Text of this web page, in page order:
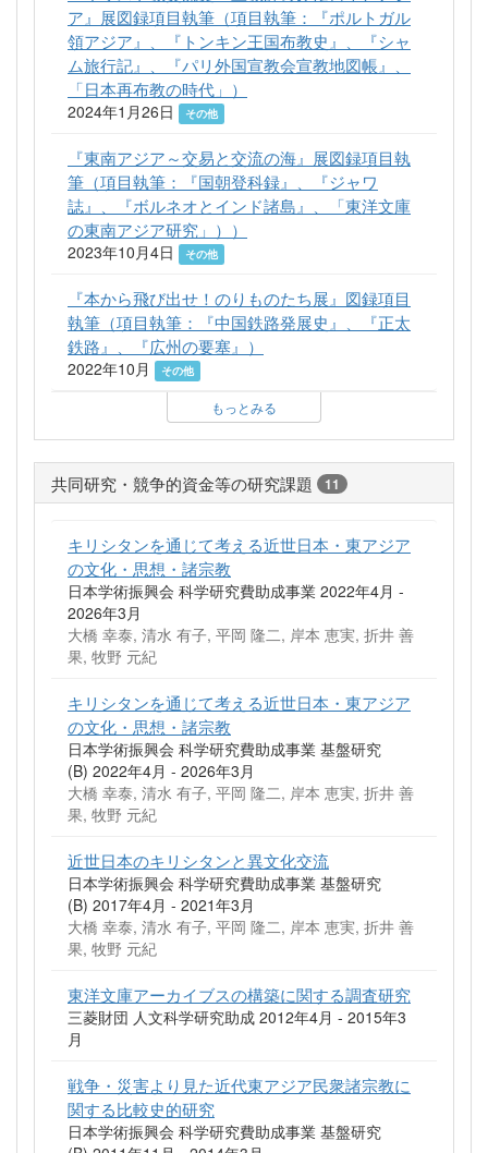
ア』展図録項目執筆（項目執筆：『ポルトガル
領アジア』、『トンキン王国布教史』、『シャ
ム旅行記』、『パリ外国宣教会宣教地図帳』、
「日本再布教の時代」）
2024年1月26日 その他
『東南アジア～交易と交流の海』展図録項目執
筆（項目執筆：『国朝登科録』、『ジャワ
誌』、『ボルネオとインド諸島』、「東洋文庫
の東南アジア研究」））
2023年10月4日 その他
『本から飛び出せ！のりものたち展』図録項目
執筆（項目執筆：『中国鉄路発展史』、『正太
鉄路』、『広州の要塞』）
2022年10月 その他
もっとみる
共同研究・競争的資金等の研究課題 11
キリシタンを通じて考える近世日本・東アジア
の文化・思想・諸宗教
日本学術振興会 科学研究費助成事業 2022年4月 -
2026年3月
大橋 幸泰, 清水 有子, 平岡 隆二, 岸本 恵実, 折井 善
果, 牧野 元紀
キリシタンを通じて考える近世日本・東アジア
の文化・思想・諸宗教
日本学術振興会 科学研究費助成事業 基盤研究
(B) 2022年4月 - 2026年3月
大橋 幸泰, 清水 有子, 平岡 隆二, 岸本 恵実, 折井 善
果, 牧野 元紀
近世日本のキリシタンと異文化交流
日本学術振興会 科学研究費助成事業 基盤研究
(B) 2017年4月 - 2021年3月
大橋 幸泰, 清水 有子, 平岡 隆二, 岸本 恵実, 折井 善
果, 牧野 元紀
東洋文庫アーカイブスの構築に関する調査研究
三菱財団 人文科学研究助成 2012年4月 - 2015年3
月
戦争・災害より見た近代東アジア民衆諸宗教に
関する比較史的研究
日本学術振興会 科学研究費助成事業 基盤研究